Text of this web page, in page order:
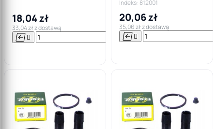
18,04 zł
33,04 zł z dostawą
  

Do
HAMULCOWEGO OPEL
FORD BMW VW AUDI
SEAT
Indeks: 812001
20,06 zł
35,06 zł z dostawą
 